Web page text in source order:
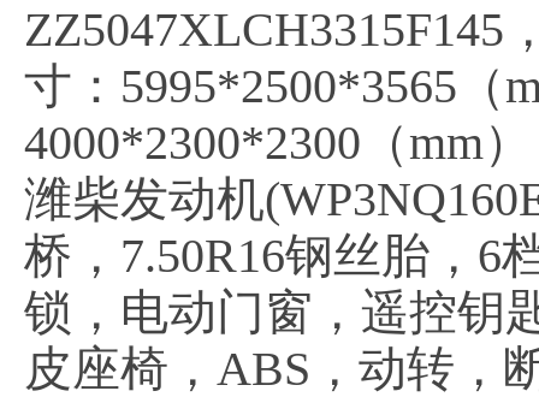
ZZ5047XLCH3315F145
寸：5995*2500*3565（
4000*2300*2300（mm
潍柴发动机
桥，7.50R16钢丝胎，6
锁，电动门窗，遥控钥
皮座椅，ABS，动转，